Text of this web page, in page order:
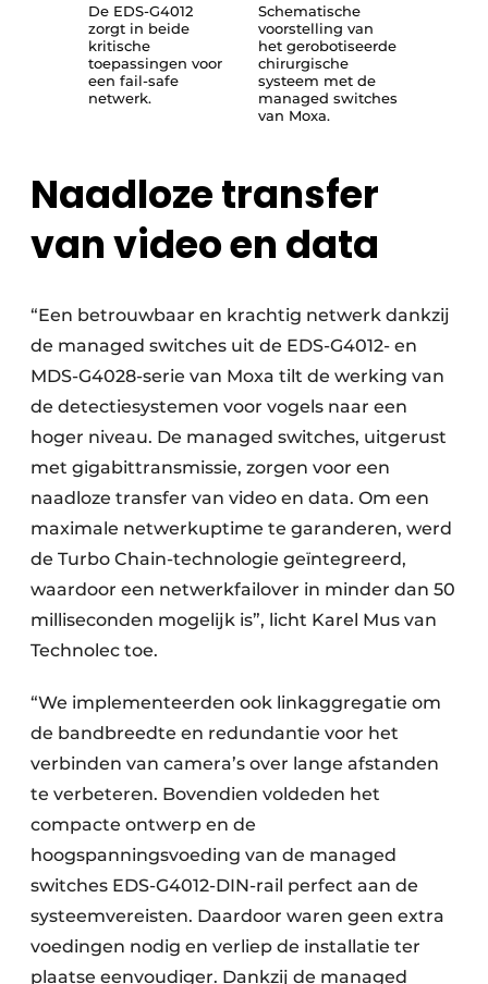
De EDS-G4012
zorgt in beide
kritische
toepassingen voor
een fail-safe
netwerk.
Schematische
voorstelling van
het gerobotiseerde
chirurgische
systeem met de
managed switches
van Moxa.
Naadloze transfer
van video en data
“Een betrouwbaar en krachtig netwerk dankzij
de managed switches uit de EDS-G4012- en
MDS-G4028-serie van Moxa tilt de werking van
de detectiesystemen voor vogels naar een
hoger niveau. De managed switches, uitgerust
met gigabittransmissie, zorgen voor een
naadloze transfer van video en data. Om een
maximale netwerkuptime te garanderen, werd
de Turbo Chain-technologie geïntegreerd,
waardoor een netwerkfailover in minder dan 50
milliseconden mogelijk is”, licht Karel Mus van
Technolec toe.
“We implementeerden ook linkaggregatie om
de bandbreedte en redundantie voor het
verbinden van camera’s over lange afstanden
te verbeteren. Bovendien voldeden het
compacte ontwerp en de
hoogspanningsvoeding van de managed
switches EDS-G4012-DIN-rail perfect aan de
systeemvereisten. Daardoor waren geen extra
voedingen nodig en verliep de installatie ter
plaatse eenvoudiger. Dankzij de managed